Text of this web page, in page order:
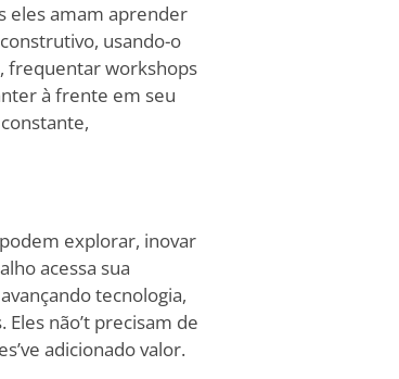
eles amam aprender
usando-o
frequentar workshops
à frente em seu
explorar, inovar
acessa sua
tecnologia,
Eles não’t precisam de
’ve adicionado valor.